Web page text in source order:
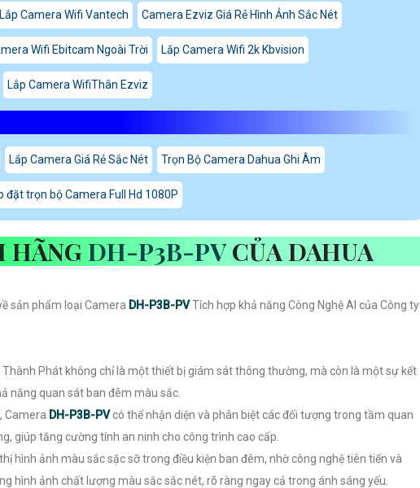
Lắp Camera Wifi Vantech Camera Ezviz Giá Rẻ Hình Ảnh Sắc Nét
Wifi Ebitcam Ngoài Trời Lắp Camera Wifi 2k Kbvision
Lắp Camera WifiThân Ezviz
Lắp Camera Giá Rẻ Sắc Nét Trọn Bộ Camera Dahua Ghi Âm
đặt trọn bộ Camera Full Hd 1080P
HÃNG DH-P3B-PVCỦA DAHUA
sản phẩm loại Camera DH-P3B-PVTích hợp khả năng Công Nghệ AI của Công ty
Phát không chỉ là một thiết bị giám sát thông thường, mà còn là một sự kết
năng quan sát ban đêm màu sắc.
Camera DH-P3B-PVcó thể nhận diện và phân biệt các đối tượng trong tầm quan
giúp tăng cường tính an ninh cho công trình cao cấp.
hình ảnh màu sắc sặc sỡ trong điều kiện ban đêm, nhờ công nghệ tiên tiến và
hình ảnh chất lượng màu sắc sắc nét, rõ ràng ngay cả trong ánh sáng yếu.